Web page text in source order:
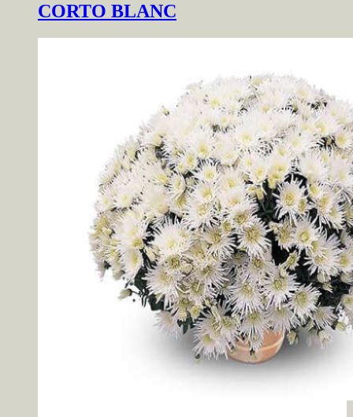
CORTO BLANC